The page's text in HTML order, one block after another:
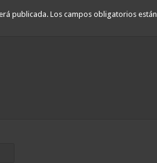
publicada. Los campos obligatorios